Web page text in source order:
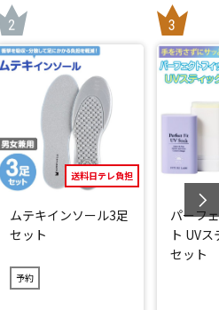
作業、アウトドアなどの夏の強
します。
躍します。
り異なります（ネイビー98.
してください。
洗濯機のご使用は避けてくだ
送料日テレ負担
ムテキインソール3足
セット
予約
パーフ
ト UV
セット